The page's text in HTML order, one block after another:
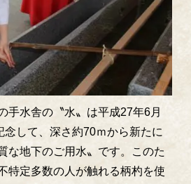
手水舎の〝水〟は平成27年6月
念して、深さ約70ｍから新たに
な地下のご用水〟です。このた
特定多数の人が触れる柄杓を使